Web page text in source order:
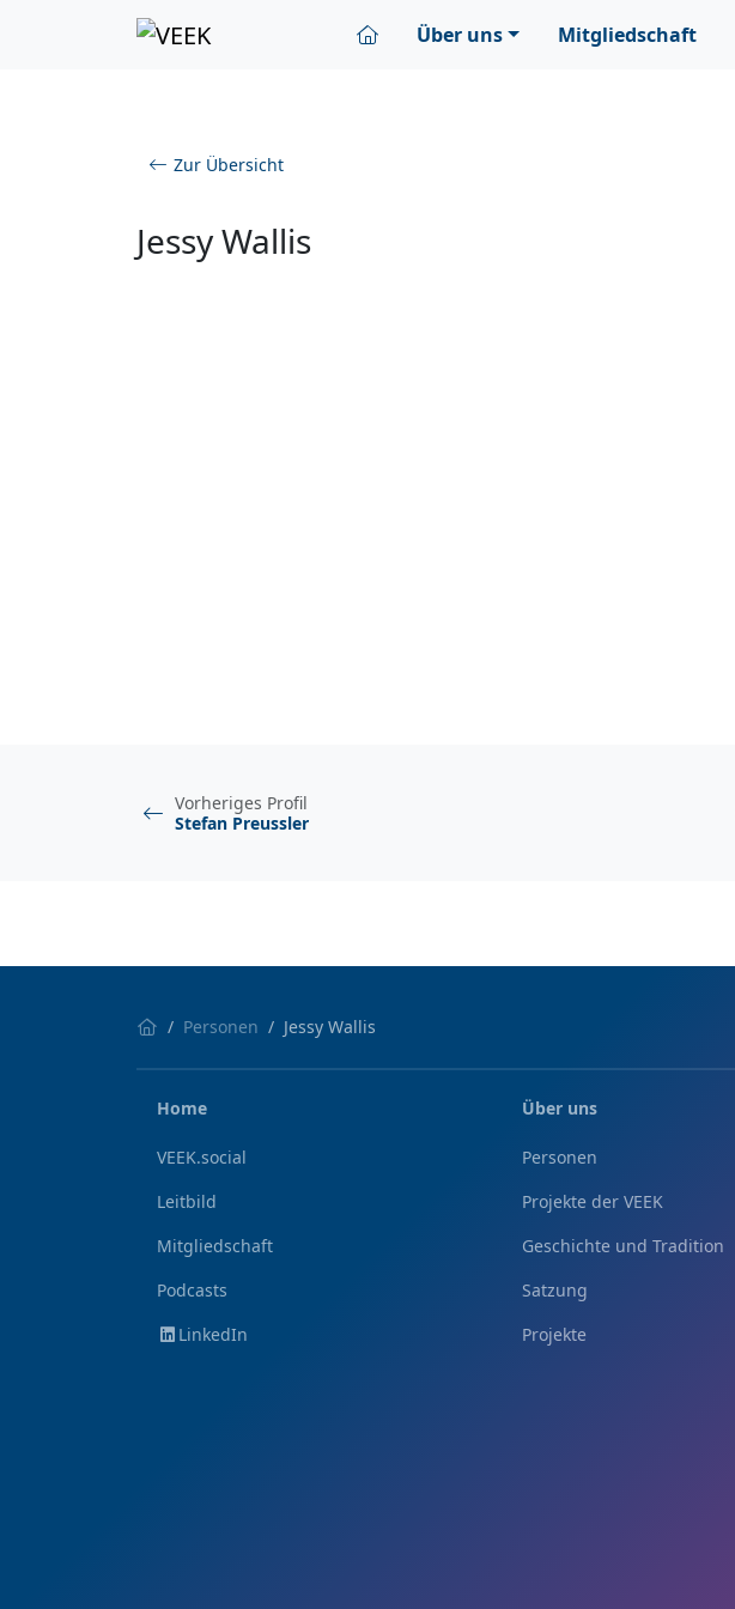
Über uns Mitgliedschaft
Zur Übersicht
Jessy Wallis
Vorheriges Profil
Stefan Preussler
Personen Jessy Wallis
Home
VEEK.social
Leitbild
Mitgliedschaft
Podcasts
LinkedIn
Über uns
Personen
Projekte der VEEK
Geschichte und Tradition
Satzung
Projekte